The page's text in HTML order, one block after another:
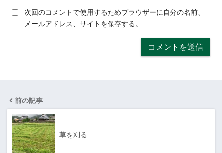
次回のコメントで使用するためブラウザーに自分の名前、
メールアドレス、サイトを保存する。
前の記事
草を刈る